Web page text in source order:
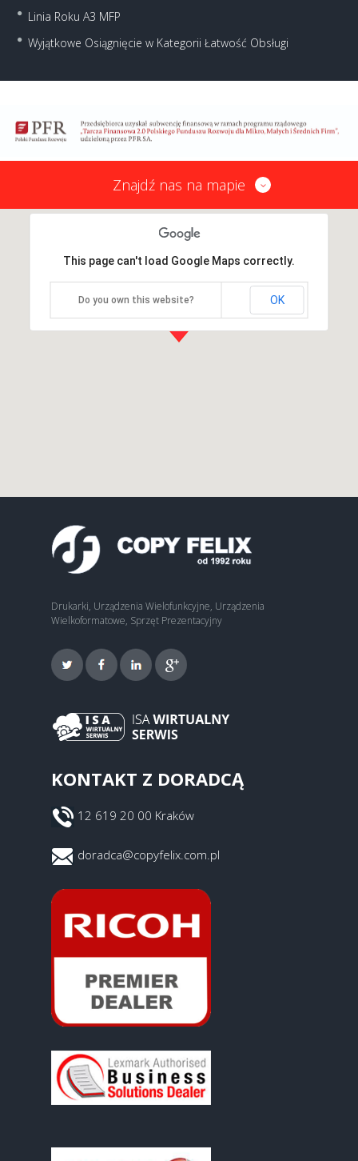
Linia Roku A3 MFP
Wyjątkowe Osiągnięcie w Kategorii Łatwość Obsługi
Znajdź nas na mapie
This page can't load Google Maps correctly.
Do you own this website? OK
Drukarki, Urządzenia Wielofunkcyjne, Urządzenia
Wielkoformatowe, Sprzęt Prezentacyjny
KONTAKT Z DORADCĄ
12 619 20 00 Kraków
doradca@copyfelix.com.pl